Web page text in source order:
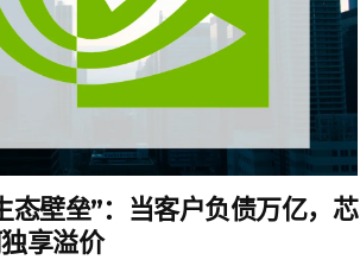
态壁垒”：当客户负债万亿，芯
享溢价